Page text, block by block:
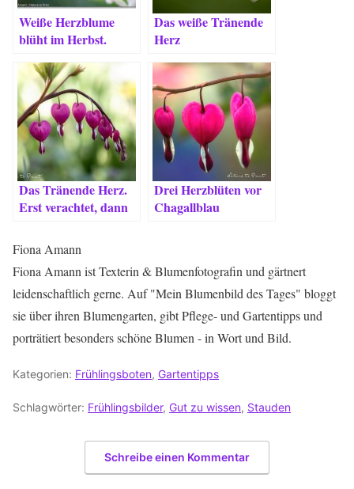
Weiße Herzblume
blüht im Herbst.
Überraschung!
Das weiße Tränende
Herz
Das Tränende Herz.
Erst verachtet, dann
Drei Herzblüten vor
Chagallblau
Fiona Amann
Fiona Amann ist Texterin & Blumenfotografin und gärtnert
leidenschaftlich gerne. Auf "Mein Blumenbild des Tages" bloggt
sie über ihren Blumengarten, gibt Pflege- und Gartentipps und
porträtiert besonders schöne Blumen - in Wort und Bild.
Kategorien: Frühlingsboten, Gartentipps
Schlagwörter: Frühlingsbilder, Gut zu wissen, Stauden
Schreibe einen Kommentar